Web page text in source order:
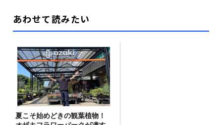
あわせて読みたい
夏こそ始めどきの観葉植物！